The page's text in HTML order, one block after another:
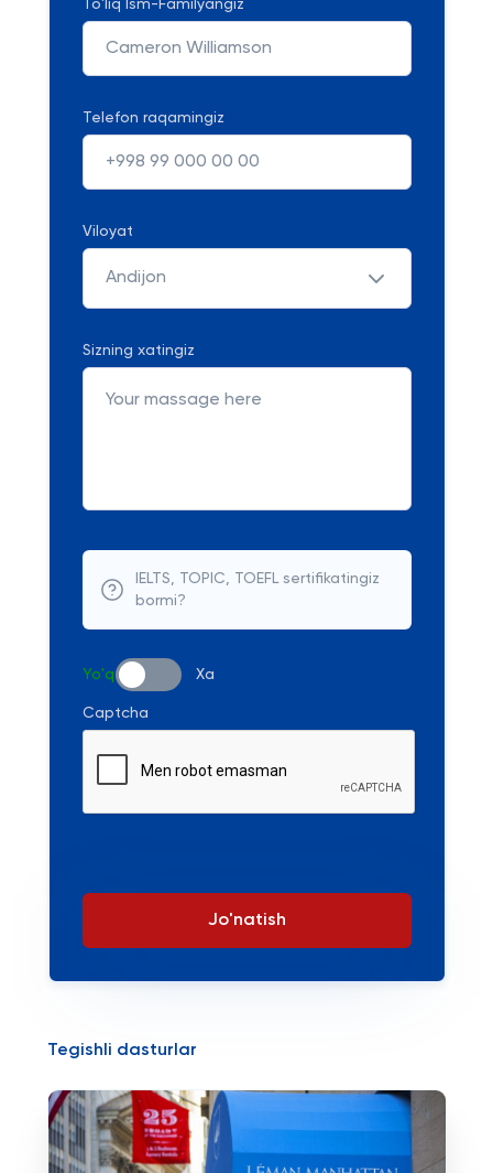
To'liq Ism-Familyangiz
Telefon raqamingiz
Viloyat
Andijon
Sizning xatingiz
IELTS, TOPIC, TOEFL sertifikatingiz
bormi?
Yo'q Xa
Captcha
Jo'natish
Tegishli dasturlar